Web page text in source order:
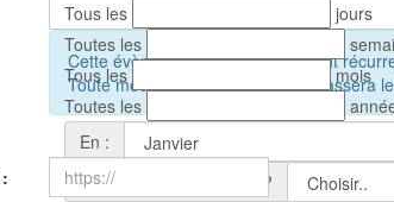
Tous les
jours
Toutes les
Tous les
mois
Toutes les
En :
A quel moment du mois ?
Cette évènement est un évènement
Toute modification de cette fiche cassera